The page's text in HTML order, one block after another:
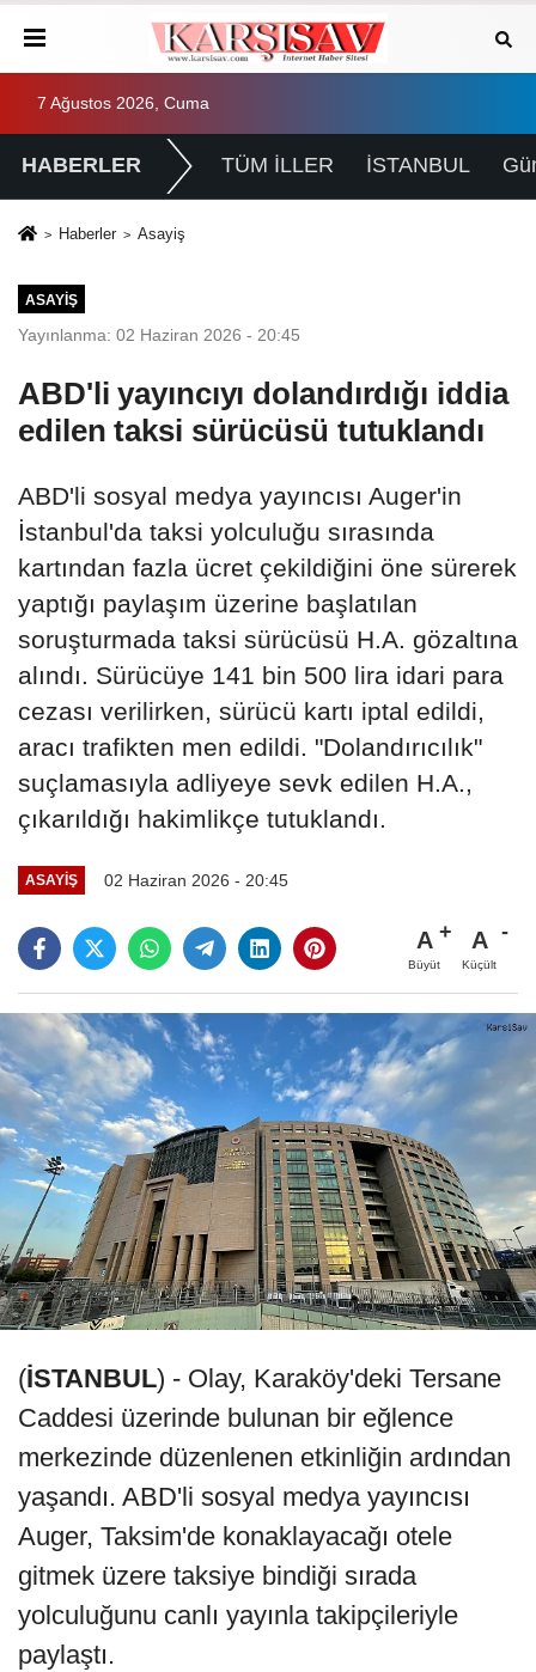
7 Ağustos 2026, Cuma
HABERLER TÜM İLLER İSTANBUL
Haberler Asayiş
ASAYIŞ
Yayınlanma: 02 Haziran 2026 - 20:45
ABD'li yayıncıyı dolandırdığı iddia
edilen taksi sürücüsü tutuklandı
ABD'li sosyal medya yayıncısı Auger'in
İstanbul'da taksi yolculuğu sırasında
kartından fazla ücret çekildiğini öne sürerek
yaptığı paylaşım üzerine başlatılan
soruşturmada taksi sürücüsü H.A. gözaltına
alındı. Sürücüye 141 bin 500 lira idari para
cezası verilirken, sürücü kartı iptal edildi,
aracı trafikten men edildi. "Dolandırıcılık"
suçlamasıyla adliyeye sevk edilen H.A.,
çıkarıldığı hakimlikçe tutuklandı.
ASAYIŞ 02 Haziran 2026 - 20:45
A
Büyüt
A
Küçült
(İSTANBUL) - Olay, Karaköy'deki Tersane
Caddesi üzerinde bulunan bir eğlence
merkezinde düzenlenen etkinliğin ardından
yaşandı. ABD'li sosyal medya yayıncısı
Auger, Taksim'de konaklayacağı otele
gitmek üzere taksiye bindiği sırada
yolculuğunu canlı yayınla takipçileriyle
paylaştı.